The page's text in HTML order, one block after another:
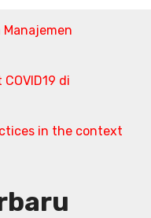
Manajemen
di
in the context